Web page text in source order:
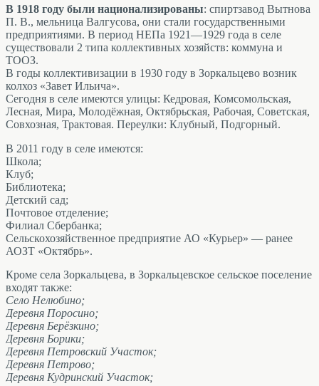
В 1918 году были национализированы: спиртзавод Вытнова
П. В., мельница Валгусова, они стали государственными
предприятиями. В период НЕПа 1921—1929 года в селе
существовали 2 типа коллективных хозяйств: коммуна и
ТООЗ.
В годы коллективизации в 1930 году в Зоркальцево возник
колхоз «Завет Ильича».
Сегодня в селе имеются улицы: Кедровая, Комсомольская,
Лесная, Мира, Молодёжная, Октябрьская, Рабочая, Советская,
Совхозная, Трактовая. Переулки: Клубный, Подгорный.
В 2011 году в селе имеются:
Школа;
Клуб;
Библиотека;
Детский сад;
Почтовое отделение;
Филиал Сбербанка;
Сельскохозяйственное предприятие АО «Курьер» — ранее
АОЗТ «Октябрь».
Кроме села Зоркальцева, в Зоркальцевское сельское поселение
входят также:
Село Нелюбино;
Деревня Поросино;
Деревня Берёзкино;
Деревня Борики;
Деревня Петровский Участок;
Деревня Петрово;
Деревня Кудринский Участок;